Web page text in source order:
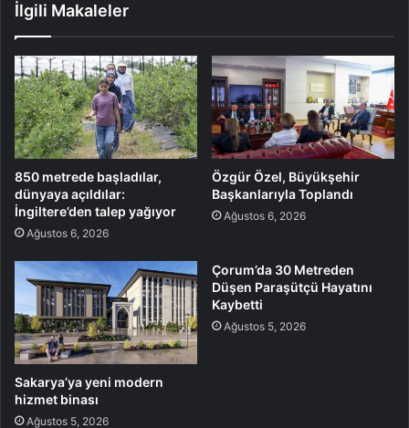
İlgili Makaleler
850 metrede başladılar,
dünyaya açıldılar:
İngiltere’den talep yağıyor
Ağustos 6, 2026
Özgür Özel, Büyükşehir
Başkanlarıyla Toplandı
Ağustos 6, 2026
Sakarya’ya yeni modern
hizmet binası
Ağustos 5, 2026
Çorum’da 30 Metreden
Düşen Paraşütçü Hayatını
Kaybetti
Ağustos 5, 2026